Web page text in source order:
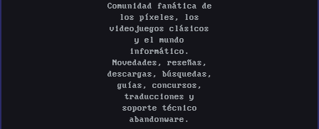
Comunidad fanática de
los píxeles, los
videojuegos clásicos
y el mundo
informático.
Novedades, reseñas,
descargas, búsquedas,
guías, concursos,
traducciones y
soporte técnico
abandonware.